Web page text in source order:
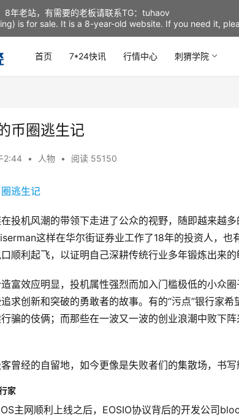
首页 7*24快讯 行情中心 刺猬学院
币圈逃生记
2:44 • 人物 • 阅读 55150
投机风潮的带领下走进了公众的视野，随即越来越
这样在华尔街证券业工作了18年的投资人，也
顺利起飞，以证明自己深耕传统行业多年锻炼出来的
富效应明显，投机属性强烈而加入门槛极低的小众
求创新和突破的勇敢者的故事。有的“污点”银行家
骗的伎俩；而那些在一波又一波的创业浪潮中败下
曾经的自留地，如今更像是失败者们的集散场，书写
家
主网顺利上线之后，EOSIO协议背后的开发公司
8年老站，有需要的老板请联系TG：tuhaov
is for sale. It is a 8-year-old website. If you need it,